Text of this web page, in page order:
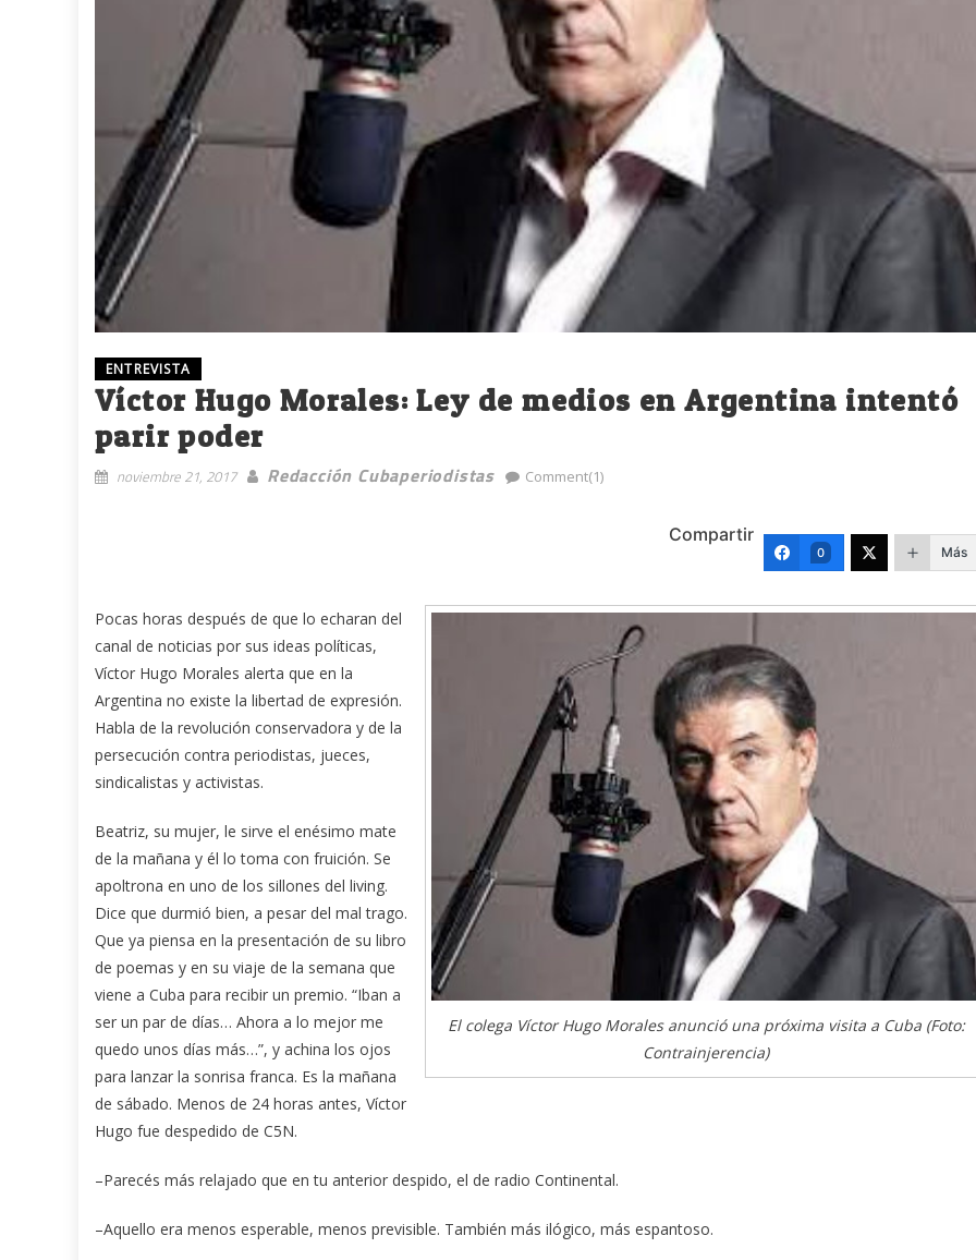
ENTREVISTA
Víctor Hugo Morales: Ley de medios en Argentina intentó
parir poder
noviembre 21, 2017 Redacción Cubaperiodistas Comment(1)
Compartir
0 Más
El colega Víctor Hugo Morales anunció una próxima visita a Cuba (Foto:
Contrainjerencia)
Pocas horas después de que lo echaran del
canal de noticias por sus ideas políticas,
Víctor Hugo Morales alerta que en la
Argentina no existe la libertad de expresión.
Habla de la revolución conservadora y de la
persecución contra periodistas, jueces,
sindicalistas y activistas.
Beatriz, su mujer, le sirve el enésimo mate
de la mañana y él lo toma con fruición. Se
apoltrona en uno de los sillones del living.
Dice que durmió bien, a pesar del mal trago.
Que ya piensa en la presentación de su libro
de poemas y en su viaje de la semana que
viene a Cuba para recibir un premio. “Iban a
ser un par de días… Ahora a lo mejor me
quedo unos días más…”, y achina los ojos
para lanzar la sonrisa franca. Es la mañana
de sábado. Menos de 24 horas antes, Víctor
Hugo fue despedido de C5N.
–Parecés más relajado que en tu anterior despido, el de radio Continental.
–Aquello era menos esperable, menos previsible. También más ilógico, más espantoso.